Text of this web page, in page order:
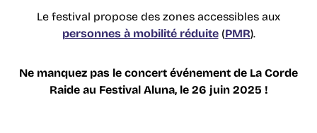
Le festival propose des zones accessibles aux
personnes à mobilité réduite(PMR).
Ne manquez pas le concert événement de La Corde
Raide au Festival Aluna, le 26 juin 2025 !